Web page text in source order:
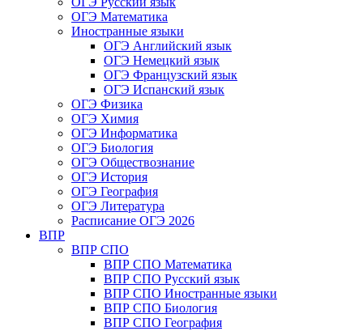
ОГЭ Математика
Иностранные языки
ОГЭ Английский язык
ОГЭ Немецкий язык
ОГЭ Французский язык
ОГЭ Испанский язык
ОГЭ Физика
ОГЭ Химия
ОГЭ Информатика
ОГЭ Биология
ОГЭ Обществознание
ОГЭ История
ОГЭ География
ОГЭ Литература
Расписание ОГЭ 2026
ВПР
ВПР СПО
ВПР СПО Математика
ВПР СПО Русский язык
ВПР СПО Иностранные языки
ВПР СПО Биология
ВПР СПО География